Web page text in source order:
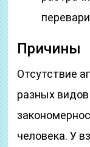
Причины
Отсутствие
разных
человека. У